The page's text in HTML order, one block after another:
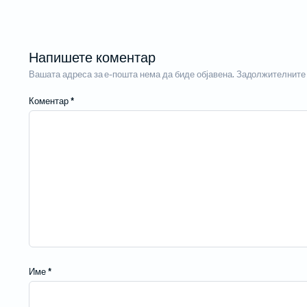
Напишете коментар
Вашата адреса за е-пошта нема да биде објавена.
Коментар *
Име *